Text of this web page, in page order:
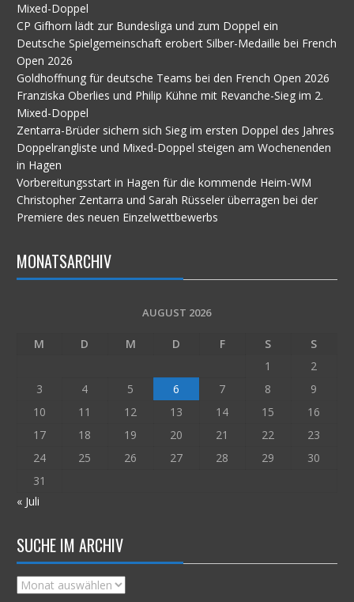
Mixed-Doppel
CP Gifhorn lädt zur Bundesliga und zum Doppel ein
Deutsche Spielgemeinschaft erobert Silber-Medaille bei French
Open 2026
Goldhoffnung für deutsche Teams bei den French Open 2026
Franziska Oberlies und Philip Kühne mit Revanche-Sieg im 2.
Mixed-Doppel
Zentarra-Brüder sichern sich Sieg im ersten Doppel des Jahres
Doppelrangliste und Mixed-Doppel steigen am Wochenenden
in Hagen
Vorbereitungsstart in Hagen für die kommende Heim-WM
Christopher Zentarra und Sarah Rüsseler überragen bei der
Premiere des neuen Einzelwettbewerbs
MONATSARCHIV
AUGUST 2026
M D M D F S
S
1
2
3
4 5 6 7 8
9
10
11 12 13 14 15
16
17
18 19 20 21 22
23
24
25 26 27 28 29
30
31
« Juli
SUCHE IM ARCHIV
Suche